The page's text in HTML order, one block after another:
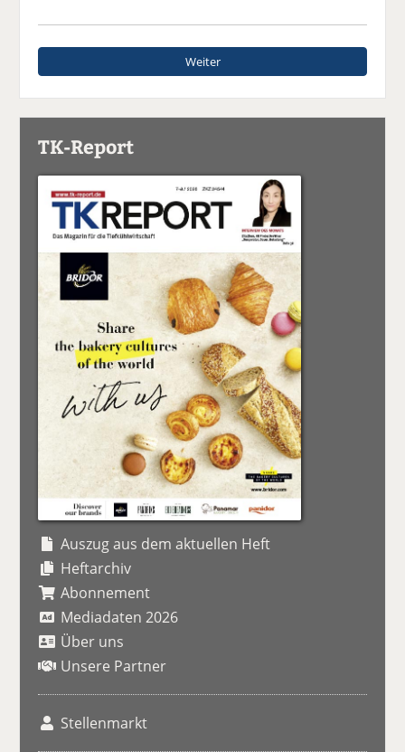
Weiter
TK-Report
Auszug aus dem aktuellen Heft
Heftarchiv
Abonnement
Mediadaten 2026
Über uns
Unsere Partner
Stellenmarkt